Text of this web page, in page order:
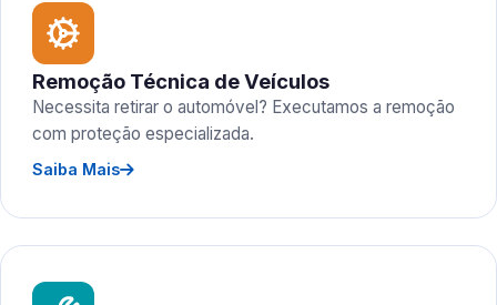
Remoção Técnica de Veículos
Necessita retirar o automóvel? Executamos a remoção
com proteção especializada.
Saiba Mais